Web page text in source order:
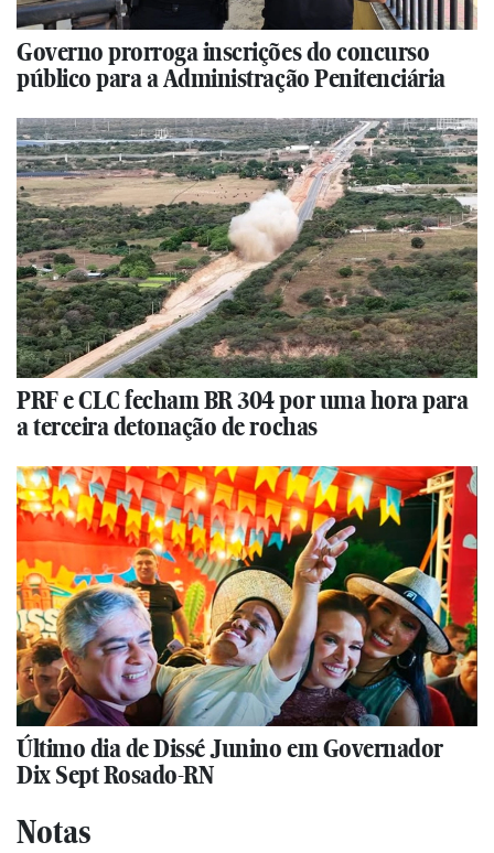
Governo prorroga inscrições do concurso
público para a Administração Penitenciária
PRF e CLC fecham BR 304 por uma hora para
a terceira detonação de rochas
Último dia de Dissé Junino em Governador
Dix Sept Rosado-RN
Notas